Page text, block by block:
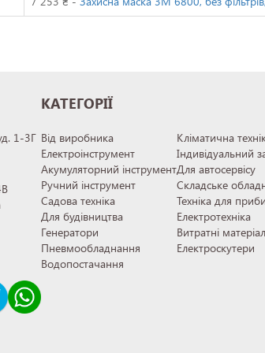
1-3Г
КАТЕГОРІЇ
Від виробника
Електроінструмент
Акумуляторний інструмент
Ручний інструмент
Садова техніка
Для будівництва
Генератори
Пневмообладнання
Водопостачання
Кліматична
Індивідуальний
Для автосервісу
Складське
Техніка для
Електротехніка
Витратні
Електроскутери